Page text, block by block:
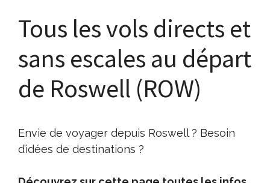
Tous les vols directs et
sans escales au départ
de Roswell (ROW)
Envie de voyager depuis Roswell ? Besoin
d’idées de destinations ?